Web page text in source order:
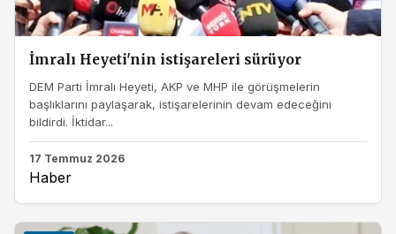
İmralı Heyeti'nin istişareleri sürüyor
DEM Parti İmralı Heyeti, AKP ve MHP ile görüşmelerin
başlıklarını paylaşarak, istişarelerinin devam edeceğini
bildirdi. İktidar...
17 Temmuz 2026
Haber